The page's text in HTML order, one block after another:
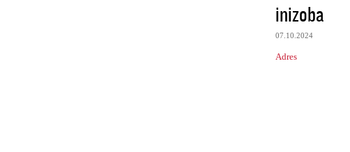
inizoba
07.10.2024
Adres